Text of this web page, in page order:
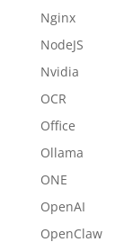
Nginx
NodeJS
Nvidia
OCR
Office
Ollama
ONE
OpenAI
OpenClaw